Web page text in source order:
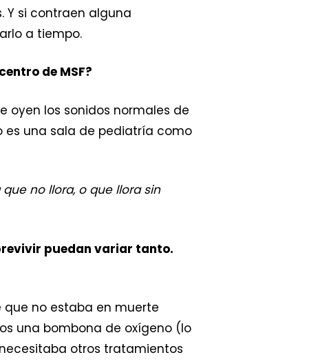
Y si contraen alguna
a tiempo.
de MSF?
oyen los sonidos normales de
una sala de pediatría como
no llora, o que llora sin
puedan variar tanto.
que no estaba en muerte
una bombona de oxígeno (lo
otros tratamientos